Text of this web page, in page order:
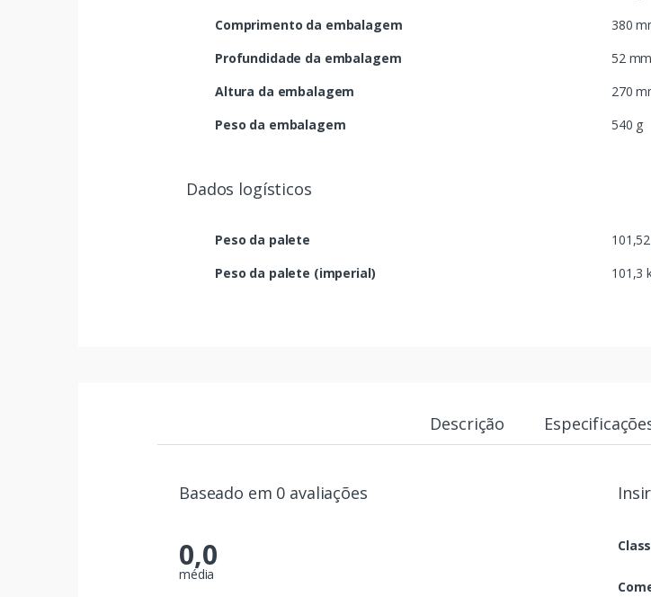
Comprimento da embalagem
380
Profundidade da embalagem
52 mm
Altura da embalagem
270
Peso da embalagem
540 g
Dados logísticos
Peso da palete
Peso da palete (imperial)
101,3
Descrição
Baseado em 0 avaliações
0,0
média